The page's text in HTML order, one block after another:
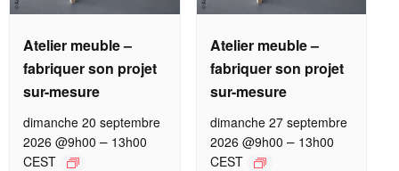
Atelier meuble –
fabriquer son projet
sur-mesure
dimanche 20 septembre
2026 @9h00 – 13h00
CEST
Atelier meuble –
fabriquer son projet
sur-mesure
dimanche 27 septembre
2026 @9h00 – 13h00
CEST